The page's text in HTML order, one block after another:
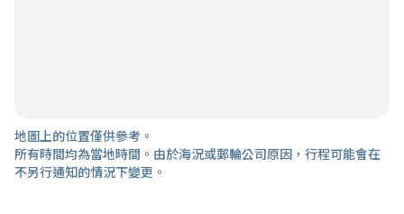
地圖上的位置僅供參考。
所有時間均為當地時間。由於海況或郵輪公司原因，行程可能會在
不另行通知的情況下變更。